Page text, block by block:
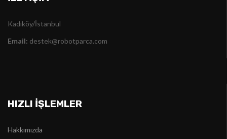
Kadıköy/İstanbul
Email: destek@robotparca.com
HIZLI İŞLEMLER
Hakkımızda